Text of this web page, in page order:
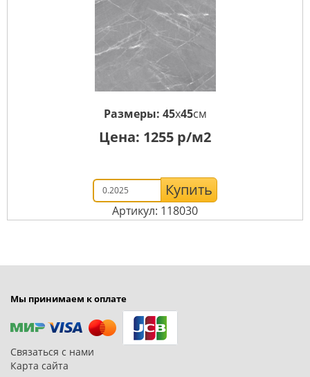
Размеры: 45x45см
Цена: 1255 р/м2
Купить
Артикул: 118030
Мы принимаем к оплате
Связаться с нами
Карта сайта